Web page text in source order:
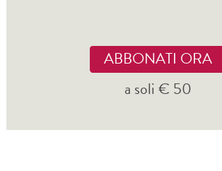
ABBONATI ORA
a soli € 50